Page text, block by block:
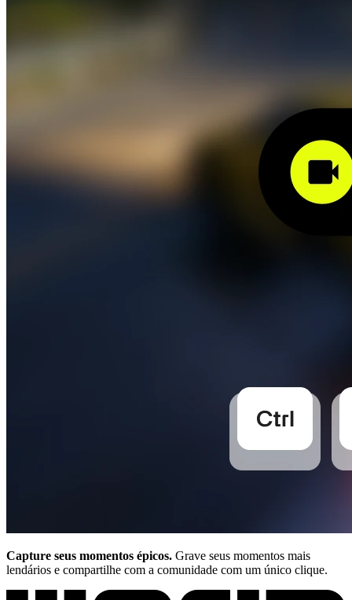
Capture seus momentos épicos. Grave seus momentos mais
lendários e compartilhe com a comunidade com um único clique.